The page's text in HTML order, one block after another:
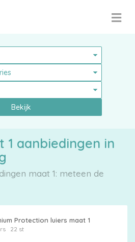
Bekijk
1 aanbiedingen in
maat 1: meteen de
Protection luiers maat 1
22 st